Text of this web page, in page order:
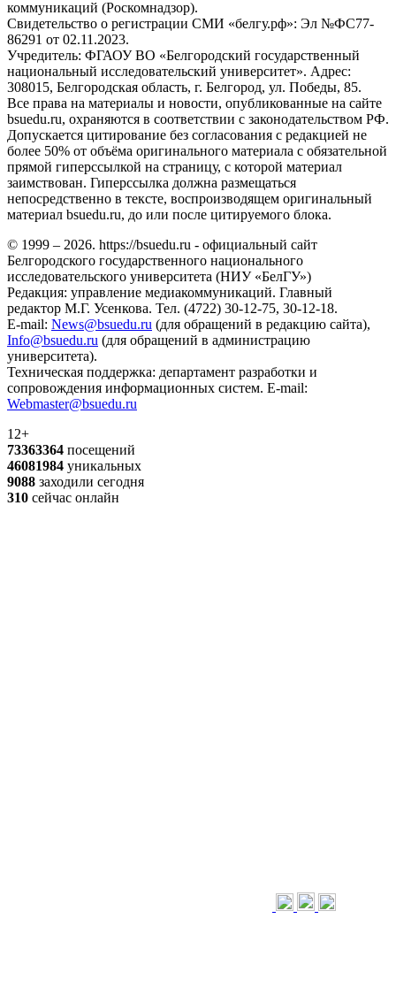
коммуникаций (Роскомнадзор).
Свидетельство о регистрации СМИ «белгу.рф»: Эл №ФС77-
86291 от 02.11.2023.
Учредитель: ФГАОУ ВО «Белгородский государственный
национальный исследовательский университет». Адрес:
308015, Белгородская область, г. Белгород, ул. Победы, 85.
Все права на материалы и новости, опубликованные на сайте
bsuedu.ru, охраняются в соответствии с законодательством РФ.
Допускается цитирование без согласования с редакцией не
более 50% от объёма оригинального материала с обязательной
прямой гиперссылкой на страницу, с которой материал
заимствован. Гиперссылка должна размещаться
непосредственно в тексте, воспроизводящем оригинальный
материал bsuedu.ru, до или после цитируемого блока.
© 1999 – 2026. https://bsuedu.ru - официальный сайт
Белгородского государственного национального
исследовательского университета (НИУ «БелГУ»)
Редакция: управление медиакоммуникаций. Главный
редактор М.Г. Усенкова. Тел. (4722) 30-12-75, 30-12-18.
E-mail: News@bsuedu.ru (для обращений в редакцию сайта),
Info@bsuedu.ru (для обращений в администрацию
университета).
Техническая поддержка: департамент разработки и
сопровождения информационных систем. E-mail:
Webmaster@bsuedu.ru
12+
73363364 посещений
46081984 уникальных
9088 заходили сегодня
310 сейчас онлайн